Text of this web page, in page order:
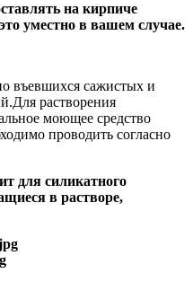
на кирпиче
уместно в вашем случае.
въевшихся сажистых и
растворения
моющее средство
проводить согласно
для силикатного
в растворе,